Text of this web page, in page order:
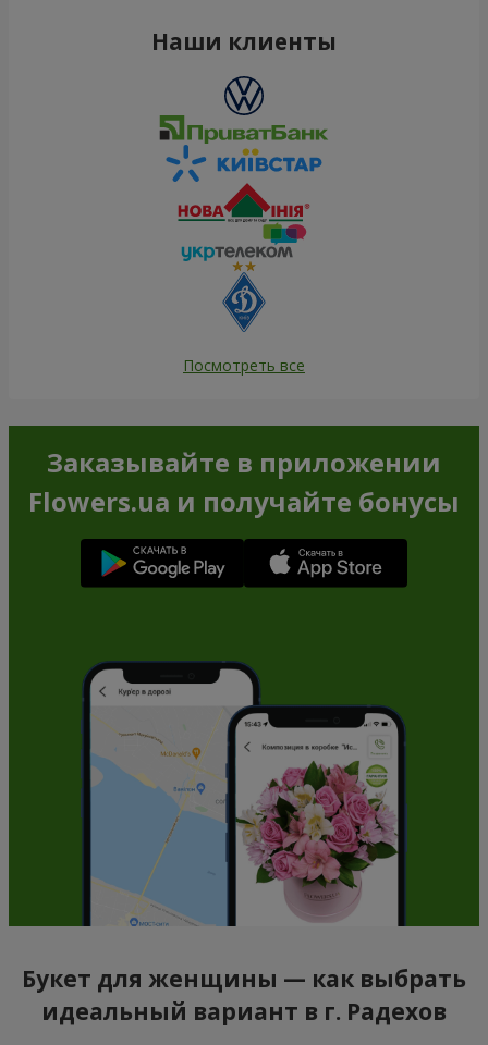
Наши клиенты
Посмотреть все
Заказывайте в приложении
Flowers.ua и получайте бонусы
Букет для женщины — как выбрать
идеальный вариант в г. Радехов